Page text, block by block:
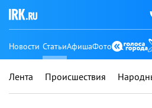
Новости СтатьиАфишаФото
Лента Происшествия